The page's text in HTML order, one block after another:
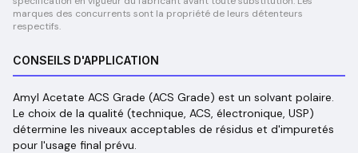
marques des concurrents sont la propriété de leurs détenteurs
respectifs.
CONSEILS D'APPLICATION
Amyl Acetate ACS Grade (ACS Grade) est un solvant polaire.
Le choix de la qualité (technique, ACS, électronique, USP)
détermine les niveaux acceptables de résidus et d'impuretés
pour l'usage final prévu.